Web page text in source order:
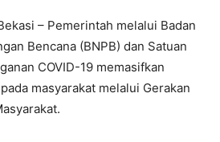
– Pemerintah melalui Badan
Bencana (BNPB) dan Satuan
COVID-19 memasifkan
masyarakat melalui Gerakan